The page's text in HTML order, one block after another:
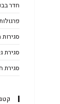
חדר
סגירת
סגירת